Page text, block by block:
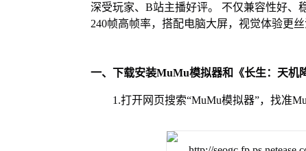
深受玩家、B站主播好评。 不仅兼容性好、
240帧高帧率，搭配电脑大屏，视觉体验更丝
一、下载安装MuMu模拟器和《长生：天机
1.打开网页搜索“MuMu模拟器”，找准